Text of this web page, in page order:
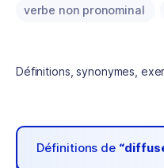
verbe non pronominal
Définitions, synonymes,
Définitions de